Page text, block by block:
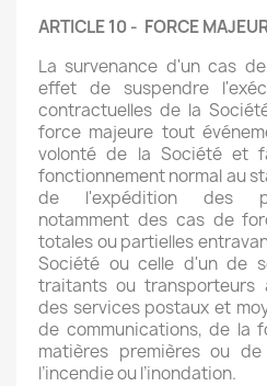
ARTICLE 10 - FORCE
La survenance d'un cas
effet de suspendre
contractuelles de la
force majeure tout
volonté de la Société et
fonctionnement normal au
de l'expédition des
notamment des cas de
totales ou partielles
Société ou celle d'un de
traitants ou transporteurs
des services postaux et
de communications, de la
matières premières ou
l’incendie ou l’inondation.